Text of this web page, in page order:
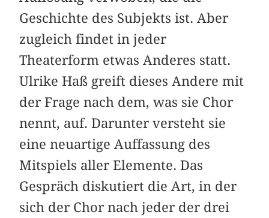
Geschichte des Subjekts ist. Aber
zugleich findet in jeder
Theaterform etwas Anderes statt.
Ulrike Haß greift dieses Andere mit
der Frage nach dem, was sie Chor
nennt, auf. Darunter versteht sie
eine neuartige Auffassung des
Mitspiels aller Elemente. Das
Gespräch diskutiert die Art, in der
sich der Chor nach jeder der drei